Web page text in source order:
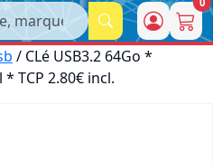
/ CLé USB3.2 64Go *
TCP 2.80€ incl.